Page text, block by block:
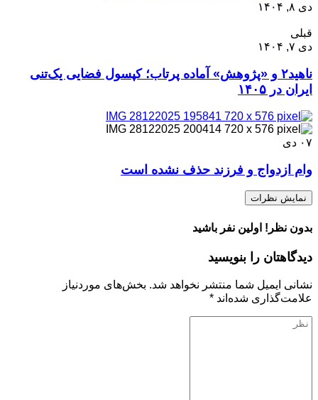
دی ۸, ۱۴۰۴
قبلی
دی ۷, ۱۴۰۴
ناهید۲ و «پژوهش» آماده پرتاب؛ کپسول فضایی یک‌تنی
ایران در ۱۴۰۵
۰۷ دی
وام ازدواج و فرزند حذف نشده است
نمایش نظرات
بدون نظر! اولین نفر باشید
دیدگاهتان را بنویسید
نشانی ایمیل شما منتشر نخواهد شد. بخش‌های موردنیاز
علامت‌گذاری شده‌اند *